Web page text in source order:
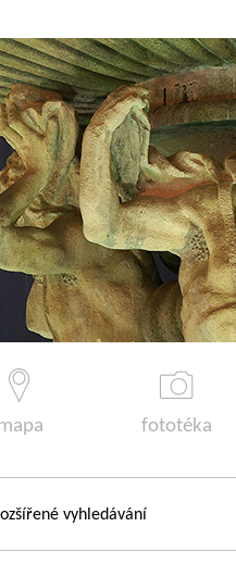
fototéka
vyhledávání